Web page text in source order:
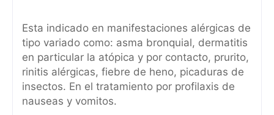
Esta indicado en manifestaciones alérgicas de
tipo variado como: asma bronquial, dermatitis
en particular la atópica y por contacto, prurito,
rinitis alérgicas, fiebre de heno, picaduras de
insectos. En el tratamiento por profilaxis de
nauseas y vomitos.